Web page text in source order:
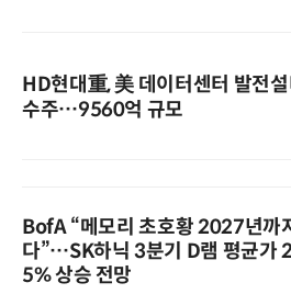
HD현대重, 美 데이터센터 발전설
수주…9560억 규모
BofA “메모리 초호황 2027년까
다”…SK하닉 3분기 D램 평균가 2
5% 상승 전망